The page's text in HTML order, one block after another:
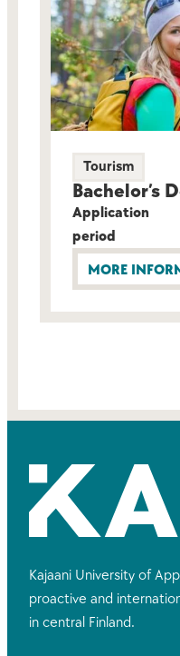
Tourism
Bachelor’s
Application
period
MORE
Kajaani University of
proactive and
in central Finland.